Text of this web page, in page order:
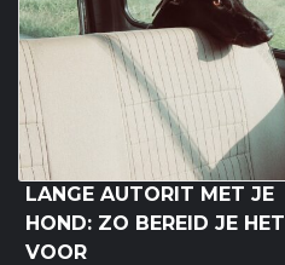
LANGE AUTORIT MET JE
HOND: ZO BEREID JE HET
VOOR